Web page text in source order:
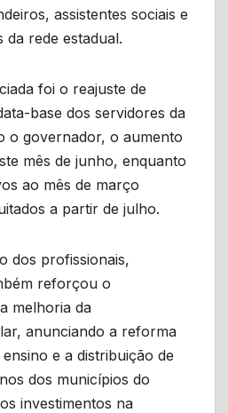
assistentes sociais e
rede estadual.
foi o reajuste de
base dos servidores da
o governador, o aumento
mês de junho, enquanto
ao mês de março
a partir de julho.
dos profissionais,
reforçou o
melhoria da
anunciando a reforma
e a distribuição de
dos municípios do
investimentos na